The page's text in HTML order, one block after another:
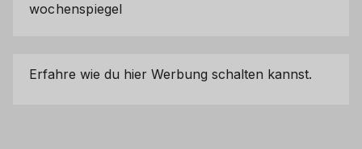
wochenspiegel
Erfahre wie du hier Werbung schalten kannst.